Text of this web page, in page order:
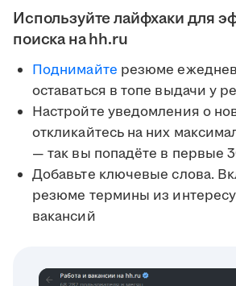
Используйте лайфхаки для
поиска на hh.ru
Поднимайте резюме
оставаться в топе выдачи у
Настройте уведомления о
откликайтесь на них
— так вы попадёте в первые
Добавьте ключевые слова.
резюме термины из
вакансий